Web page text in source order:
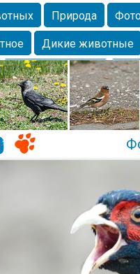
Природа
Дикие животные
Млекопитающие
Портрет
Домашние
Дикие птицы Утка